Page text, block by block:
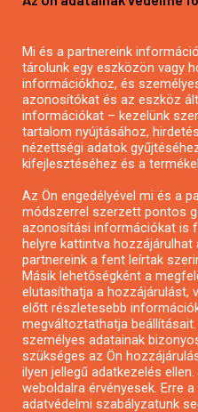
Mezőgazdasági
Pályázatírás civil
Pályázatírás
Pályázatfigyelés
Specifikus pályázatfigyelés
Pályázatok
Pályázatok civil
Pályázatok
Önkormányzati pályázatok
Mezőgazdasági pályázatok
Falusi turizmus pályázatok
Napelem pályázatok
Mi és a partnereink
tárolunk egy eszközön vagy
információkhoz, és
azonosítókat és az eszköz
információkat – kezelünk
tartalom nyújtásához,
nézettségi adatok
kifejlesztéséhez és a
Az Ön engedélyével mi és a
módszerrel szerzett pontos
azonosítási információkat is
helyre kattintva hozzájárulhat
partnereink a fent leírtak
Másik lehetőségként a
elutasíthatja a hozzájárulást,
előtt részletesebb
megváltoztathatja
személyes adatainak
szükséges az Ön
ilyen jellegű adatkezelés
weboldalra érvényesek. Erre
adatvédelmi szabályzatunk